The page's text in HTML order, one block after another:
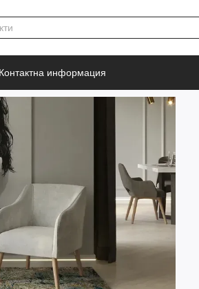
Контактна информация